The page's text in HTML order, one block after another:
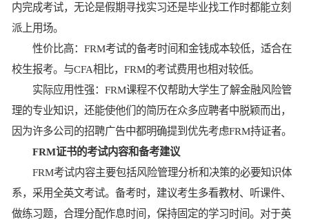
内完成考试，无论是假期寻找实习还是毕业找工作时都能立刻
派上用场。
‌性价比高‌：FRM考试的备考时间和金钱成本较低，适合在
校生报考。与CFA相比，FRM的考试费用也相对较低。
‌实际应用性强‌：FRM课程不仅帮助大学生了解金融风险管
理的专业知识，还能使他们的简历在众多应聘者中脱颖而出，
因为许多公司的招聘广告中都明确提到优先考虑FRM持证者。
FRM证书的考试内容和备考建议
FRM考试内容主要包括风险管理分析和决策的必要知识体
系，采用全英文考试。备考时，建议考生多看教材、听课件、
做练习题，合理分配作息时间，保持固定的学习时间。对于英